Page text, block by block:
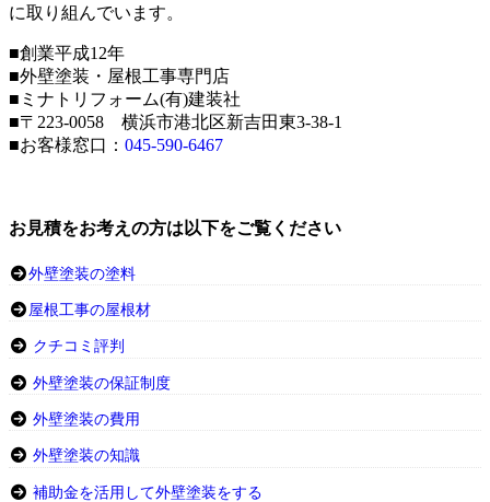
に取り組んでいます。
■創業平成12年
■外壁塗装・屋根工事専門店
■ミナトリフォーム(有)建装社
■〒223-0058 横浜市港北区新吉田東3-38-1
■お客様窓口： 045-590-6467
お見積をお考えの方は以下をご覧ください
外壁塗装の塗料
屋根工事の屋根材
クチコミ評判
外壁塗装の保証制度
外壁塗装の費用
外壁塗装の知識
補助金を活用して外壁塗装をする